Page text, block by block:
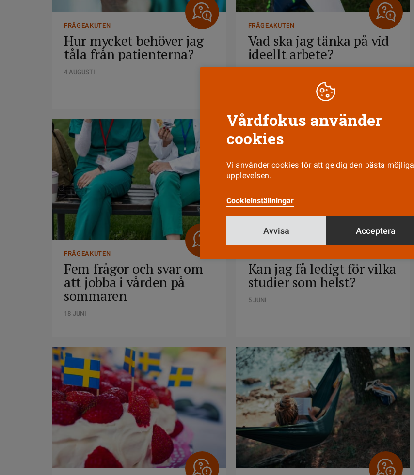
FRÅGEAKUTEN
Hur mycket behöver jag
tåla från patienterna?
4 AUGUSTI
FRÅGEAKUTEN
Vad ska jag tänka på vid
ideellt arbete?
FRÅGEAKUTEN
Fem frågor och svar om
att jobba i vården på
sommaren
18 JUNI
Kan jag få ledigt för vilka
studier som helst?
5 JUNI
Vårdfokus använder
cookies
Vi använder cookies för att ge dig den bästa möjliga
upplevelsen.
Cookieinställningar
Avvisa Acceptera